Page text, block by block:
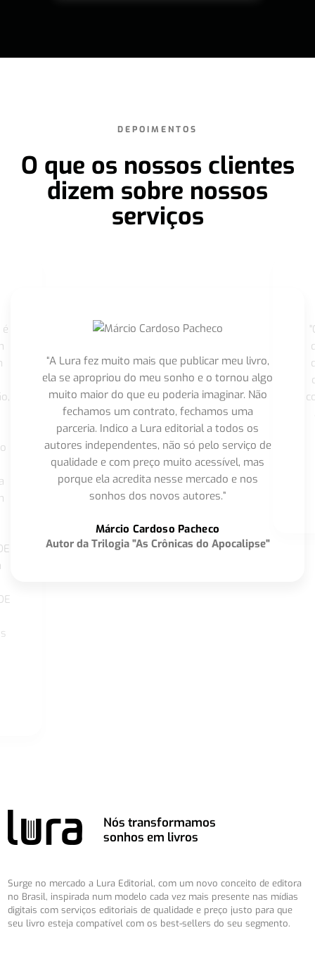
DEPOIMENTOS
O que os nossos clientes
dizem sobre nossos
serviços
“A Lura fez muito mais que publicar meu livro,
ela se apropriou do meu sonho e o tornou algo
muito maior do que eu poderia imaginar. Não
fechamos um contrato, fechamos uma
parceria. Indico a Lura editorial a todos os
autores independentes, não só pelo serviço de
qualidade e com preço muito acessível, mas
porque ela acredita nesse mercado e nos
sonhos dos novos autores.”
Márcio Cardoso Pacheco
Autor da Trilogia "As Crônicas do Apocalipse"
Nós transformamos
sonhos em livros
Surge no mercado a Lura Editorial, com um novo conceito de editora
no Brasil, inspirada num modelo cada vez mais presente nas mídias
digitais com serviços editoriais de qualidade e preço justo para que
seu livro esteja compatível com os best-sellers do seu segmento.